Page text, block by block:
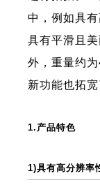
中，例如具
具有平滑且
外，重量约
新功能也拓宽
1.产品特色
1)具有高分辨率